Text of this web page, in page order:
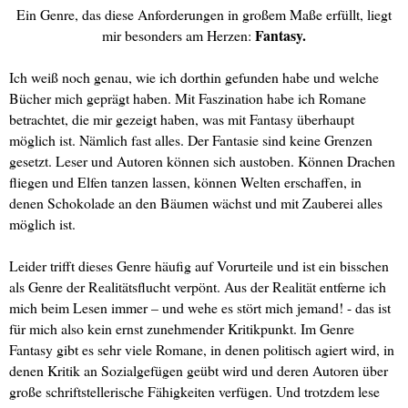
Ein Genre, das diese Anforderungen in großem Maße erfüllt, liegt
mir besonders am Herzen: Fantasy.
Ich weiß noch genau, wie ich dorthin gefunden habe und welche
Bücher mich geprägt haben. Mit Faszination habe ich Romane
betrachtet, die mir gezeigt haben, was mit Fantasy überhaupt
möglich ist. Nämlich fast alles. Der Fantasie sind keine Grenzen
gesetzt. Leser und Autoren können sich austoben. Können Drachen
fliegen und Elfen tanzen lassen, können Welten erschaffen, in
denen Schokolade an den Bäumen wächst und mit Zauberei alles
möglich ist.
Leider trifft dieses Genre häufig auf Vorurteile und ist ein bisschen
als Genre der Realitätsflucht verpönt. Aus der Realität entferne ich
mich beim Lesen immer – und wehe es stört mich jemand! - das ist
für mich also kein ernst zunehmender Kritikpunkt. Im Genre
Fantasy gibt es sehr viele Romane, in denen politisch agiert wird, in
denen Kritik an Sozialgefügen geübt wird und deren Autoren über
große schriftstellerische Fähigkeiten verfügen. Und trotzdem lese